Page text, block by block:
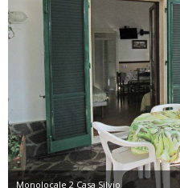
Monolocale 2 Casa Silvio